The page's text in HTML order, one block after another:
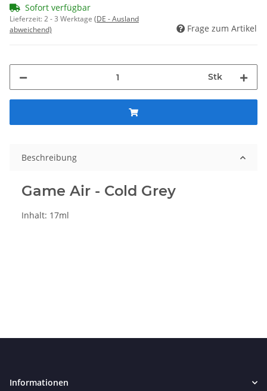
Sofort verfügbar
Lieferzeit:2 - 3 Werktage (DE - Ausland
abweichend)
Frage zum Artikel
Stk
Beschreibung
Game Air - Cold Grey
Inhalt: 17ml
Informationen